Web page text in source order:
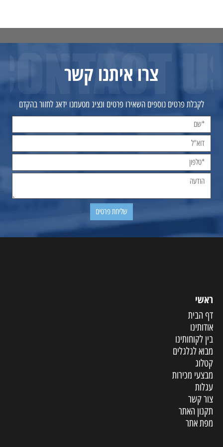
צרו איתנו קשר
לקבלת פרטים נוספים השאירו פרטים ונציג מטעמנו ידאג לחזור בהקדם
ראשי
דף הבית
אודותינו
בין לקוחותינו
מבוא לגלגלים
קטלוג
מבצעי מכירות
עגלות
צור קשר
תקנון האתר
מפת אתר